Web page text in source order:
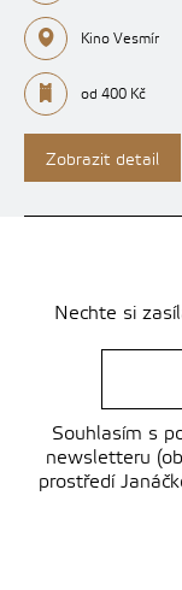
Kino Vesmír
od 400 Kč
Zobrazit detail
Nechte si
Souhlasím s
newsletteru
prostředí